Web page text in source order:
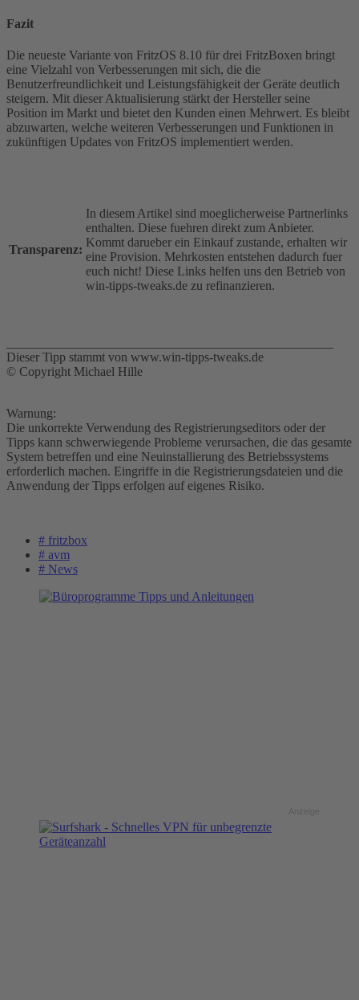
Fazit
Die neueste Variante von FritzOS 8.10 für drei FritzBoxen bringt
eine Vielzahl von Verbesserungen mit sich, die die
Benutzerfreundlichkeit und Leistungsfähigkeit der Geräte deutlich
steigern. Mit dieser Aktualisierung stärkt der Hersteller seine
Position im Markt und bietet den Kunden einen Mehrwert. Es bleibt
abzuwarten, welche weiteren Verbesserungen und Funktionen in
zukünftigen Updates von FritzOS implementiert werden.
Transparenz:
In diesem Artikel sind moeglicherweise Partnerlinks
enthalten. Diese fuehren direkt zum Anbieter.
Kommt darueber ein Einkauf zustande, erhalten wir
eine Provision. Mehrkosten entstehen dadurch fuer
euch nicht! Diese Links helfen uns den Betrieb von
win-tipps-tweaks.de zu refinanzieren.
Dieser Tipp stammt von www.win-tipps-tweaks.de
© Copyright Michael Hille
Warnung:
Die unkorrekte Verwendung des Registrierungseditors oder der
Tipps kann schwerwiegende Probleme verursachen, die das gesamte
System betreffen und eine Neuinstallierung des Betriebssystems
erforderlich machen. Eingriffe in die Registrierungsdateien und die
Anwendung der Tipps erfolgen auf eigenes Risiko.
# fritzbox
# avm
# News